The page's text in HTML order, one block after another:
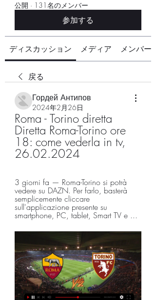
公開 · 131名のメンバー
参加する
ディスカッション メディア メンバー
戻る
Гордей Антипов
2024年2月26日
Roma - Torino diretta
Diretta Roma-Torino ore
18: come vederla in tv,
26.02.2024
3 giorni fa — Roma-Torino si potrà
vedere su DAZN. Per farlo, basterà
semplicemente cliccare
sull'applicazione presente su
smartphone, PC, tablet, Smart TV e ...